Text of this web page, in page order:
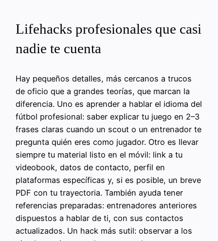
Lifehacks profesionales que casi
nadie te cuenta
Hay pequeños detalles, más cercanos a trucos
de oficio que a grandes teorías, que marcan la
diferencia. Uno es aprender a hablar el idioma del
fútbol profesional: saber explicar tu juego en 2–3
frases claras cuando un scout o un entrenador te
pregunta quién eres como jugador. Otro es llevar
siempre tu material listo en el móvil: link a tu
videobook, datos de contacto, perfil en
plataformas específicas y, si es posible, un breve
PDF con tu trayectoria. También ayuda tener
referencias preparadas: entrenadores anteriores
dispuestos a hablar de ti, con sus contactos
actualizados. Un hack más sutil: observar a los